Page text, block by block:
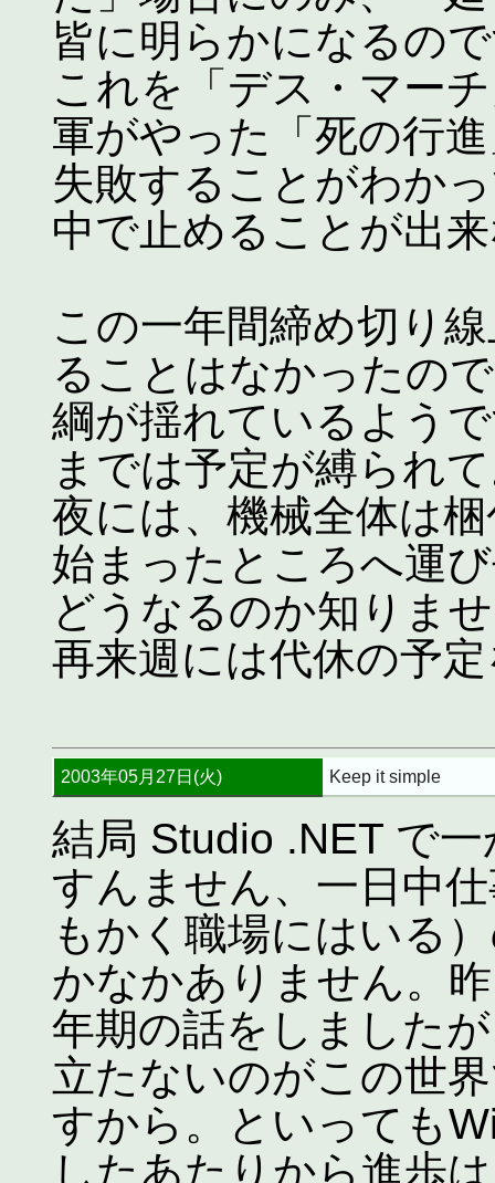
皆に明らかになるの
これを「デス・マー
軍がやった「死の行
失敗することがわか
中で止めることが出
この一年間締め切り
ることはなかったの
綱が揺れているよう
までは予定が縛られ
夜には、機械全体は
始まったところへ運
どうなるのか知りま
再来週には代休の予
2003年05月27日(火) Keep it simple
結局 Studio .NET で
すんません、一日中
もかく職場にはいる
かなかありません。
年期の話をしました
立たないのがこの世
すから。といっても
したあたりから進歩